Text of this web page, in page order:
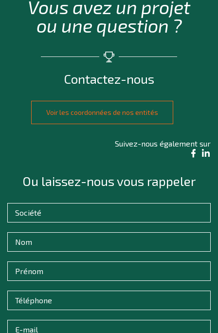
Vous avez un projet
ou une question ?
Contactez-nous
Voir les coordonnées de nos entités
Suivez-nous également sur
Ou laissez-nous vous rappeler